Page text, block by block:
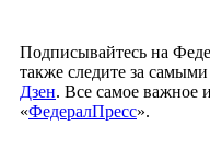
Подписывайтесь на
также следите за
Дзен. Все самое важное
«ФедералПресс».